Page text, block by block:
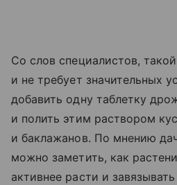
Со слов специалистов,
и не требует значительных
добавить одну таблетку
и полить этим раствором
и баклажанов. По мнению
можно заметить, как
активнее расти и